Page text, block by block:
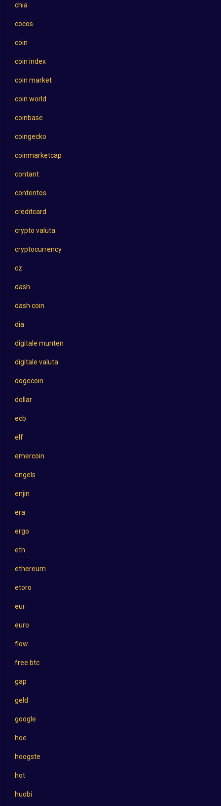
chia
cocos
coin
coin index
coin market
coin world
coinbase
coingecko
coinmarketcap
contant
contentos
creditcard
crypto valuta
cryptocurrency
cz
dash
dash coin
dia
digitale munten
digitale valuta
dogecoin
dollar
ecb
elf
emercoin
engels
enjin
era
ergo
eth
ethereum
etoro
eur
euro
flow
free btc
gap
geld
google
hoe
hoogste
hot
huobi